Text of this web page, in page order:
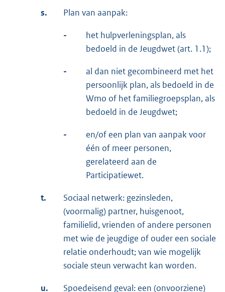
s. Plan van aanpak:
-
het hulpverleningsplan, als
bedoeld in de Jeugdwet (art. 1.1);
-
al dan niet gecombineerd met het
persoonlijk plan, als bedoeld in de
Wmo of het familiegroepsplan, als
bedoeld in de Jeugdwet;
-
en/of een plan van aanpak voor
één of meer personen,
gerelateerd aan de
Participatiewet.
t.
Sociaal netwerk: gezinsleden,
(voormalig) partner, huisgenoot,
familielid, vrienden of andere personen
met wie de jeugdige of ouder een sociale
relatie onderhoudt; van wie mogelijk
sociale steun verwacht kan worden.
u. Spoedeisend geval: een (onvoorziene)